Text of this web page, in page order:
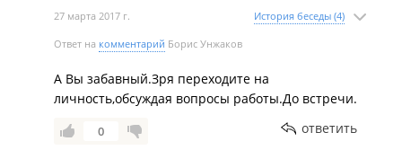
27 марта 2017 г. История беседы (4)
Ответ на комментарий Борис Унжаков
А Вы забавный.Зря переходите на
личность,обсуждая вопросы работы.До встречи.
0 ответить